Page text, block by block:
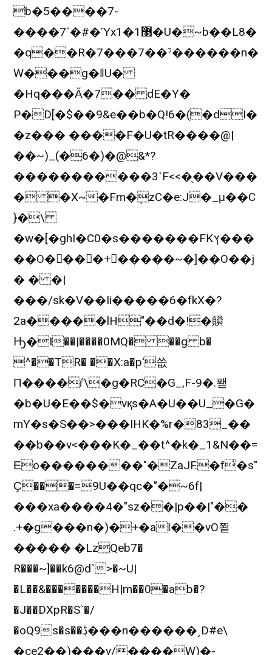
b�5����7-
����7`�#�Ύx޳1�1�U�~b��L8�
�q��R�7���7��ˀ������n�
W���g�ǁU�
�Hq���Ӑ�7�� dE�Y�
P�D[�$��9&e��b�Q!6�(�dI�
�z��� ����F�U�tR����@|
��~)_(�6�)�@&*?
�����������3`F<<�֖��V���
� �X~�Fm�ܷzC�e:J�_μ��C
}�\
�w�[�ghI�C0�s�������FKץ���
��O�􍕍���+�����~�]��O��j
� � �|
���/sk�V��Ii�����6�fkX�?
2a�����lH"��d�!�䫰
Ԣ�I��|����0MQ� ��g b�
^��TR� ��X:a�p'씂
П����ѓ\�g�RC�G_,F-9�.퐫
�b�U�E��$�vқs�A�U��U_�G�
mY�s�S��>���IHK�%r�83_��
��ƅ��v<���K�_��t^�k�_1&N��=
Εo��������"�ZaJF.�f̒�s"
Ҫ���=9U��qc�"�~6f|
���xa����4�"sz��|p��|"��
.+�g���n�)�+�aΙ��vO쬩
����� �LzQeb7�
R���~]��k6@d`>�~U|
�L��&�������H|m��0�ab�?
�J��DXpR�S`�/
�oQ9s�s��ڋ���n������͵D#e\
�ce2��)���v/����W)�-